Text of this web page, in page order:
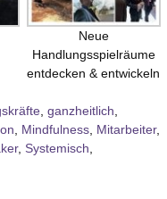
Neue
Handlungsspielräume
entdecken & entwickeln
ganzheitlich
Mindfulness Mitarbeiter,
, Systemisch